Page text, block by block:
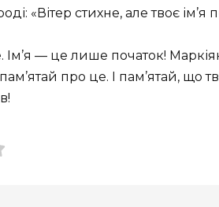
«Вітер стихне, але твоє
— це лише початок!
про це. І пам’ятай, що